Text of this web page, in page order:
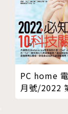
網、智慧城市
農業、POS
PC home
月號/2022